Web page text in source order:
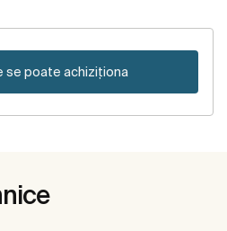
se poate achiziționa